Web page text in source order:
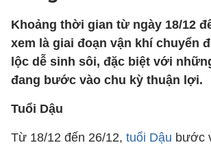
Khoảng thời gian từ ngày 18/12
xem là giai đoạn vận khí chuyển
lộc dễ sinh sôi, đặc biệt với
đang bước vào chu kỳ thuận lợi.
Tuổi Dậu
Từ 18/12 đến 26/12, tuổi Dậu bước